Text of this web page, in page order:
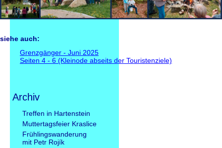
siehe auch:
Grenzgänger - Juni 2025
Seiten 4 - 6 (Kleinode abseits der Touristenziele)
Archiv
Navigation
überspringen
Treffen in Hartenstein
Muttertagsfeier Kraslice
Frühlingswanderung
mit Petr Rojík